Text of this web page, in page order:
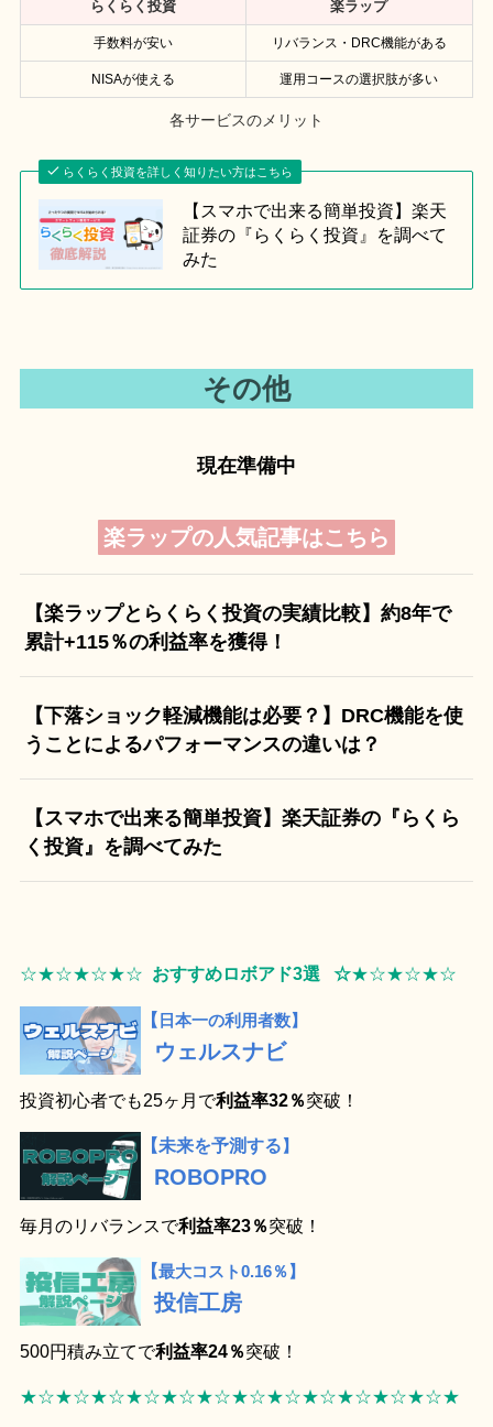
らくらく投資 楽ラップ
手数料が安い リバランス・DRC機能がある
NISAが使える 運用コースの選択肢が多い
各サービスのメリット
らくらく投資を詳しく知りたい方はこちら
【スマホで出来る簡単投資】楽天
証券の『らくらく投資』を調べて
みた
その他
現在準備中
楽ラップの人気記事はこちら
【楽ラップとらくらく投資の実績比較】約8年で
累計+115％の利益率を獲得！
【下落ショック軽減機能は必要？】DRC機能を使
うことによるパフォーマンスの違いは？
【スマホで出来る簡単投資】楽天証券の『らくら
く投資』を調べてみた
☆★☆★☆★☆ おすすめロボアド3選 ☆★☆★☆★☆
【 日本一の利用者数】
ウェルスナビ
投資初心者でも25ヶ月で利益率32％突破！
【未来を予測する 】
ROBOPRO
毎月のリバランスで利益率23％突破！
【最大コスト0.16％】
投信工房
500円積み立てで利益率24％突破！
★☆★☆★☆★☆★☆★☆★☆★☆★☆★☆★☆★☆★